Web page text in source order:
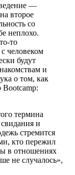
—
второе
со
неплохо.
то
с человеком
будут
и
о том, как
Bootcamp:
термина
и
стремится
кто пережил
в отношениях
не случалось»,